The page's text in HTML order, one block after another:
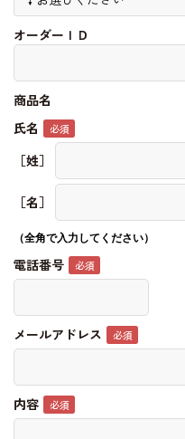
オーダーＩＤ
商品名
氏名
［姓］
［名］
（全角で入力してください）
電話番号
メールアドレス
内容